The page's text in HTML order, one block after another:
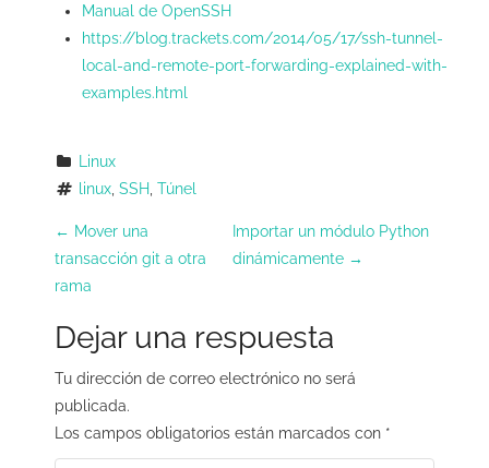
Manual de OpenSSH
https://blog.trackets.com/2014/05/17/ssh-tunnel-
local-and-remote-port-forwarding-explained-with-
examples.html
Linux
linux, SSH Túnel
N
a
v
e
g
a
← Mover una
transacción git a otra
rama
Importar un módulo Python
dinámicamente →
Dejar una respuesta
Tu dirección de correo electrónico no será
publicada.
Los campos obligatorios están marcados con *